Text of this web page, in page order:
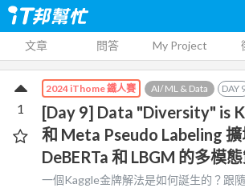
文章 問答 My Project
2024 iThome 鐵人賽 AI/ ML & Data DAY
[Day 9] Data "Diversity" is
和 Meta Pseudo Labeling
DeBERTa 和 LBGM 的多模
一個Kaggle金牌解法是如何誕生的？跟
1